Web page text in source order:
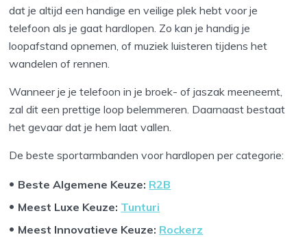
dat je altijd een handige en veilige plek hebt voor je
telefoon als je gaat hardlopen. Zo kan je handig je
loopafstand opnemen, of muziek luisteren tijdens het
wandelen of rennen.
Wanneer je je telefoon in je broek- of jaszak meeneemt,
zal dit een prettige loop belemmeren. Daarnaast bestaat
het gevaar dat je hem laat vallen.
De beste sportarmbanden voor hardlopen per categorie:
Beste Algemene Keuze: R2B
Meest Luxe Keuze: Tunturi
Meest Innovatieve Keuze: Rockerz